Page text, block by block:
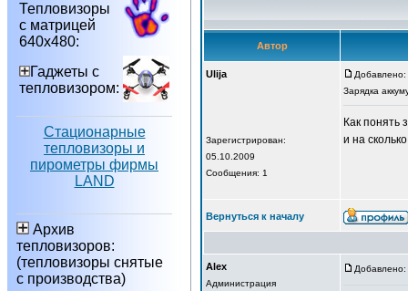
Тепловизоры
с матрицей
640х480:
Гаджеты с
тепловизором:
Стационарные
тепловизоры и
пирометры фирмы
LAND
Архив
тепловизоров:
(тепловизоры снятые
с производства)
Автор
Ulija
Зарегистрирован:
05.10.2009
Сообщения: 1
Зарядка
Как понять
и на
Вернуться к началу
Alex
Администрация